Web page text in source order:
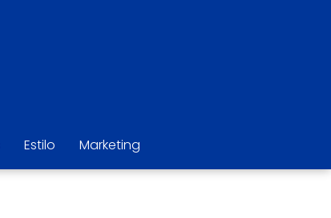
Estilo Marketing